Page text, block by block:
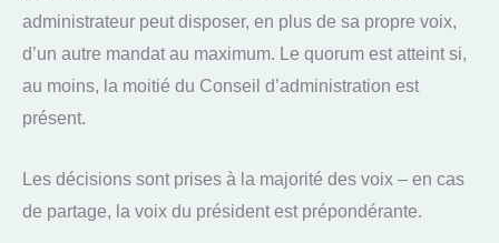
administrateur peut disposer, en plus de sa propre voix,
d’un autre mandat au maximum. Le quorum est atteint si,
au moins, la moitié du Conseil d’administration est
présent.
Les décisions sont prises à la majorité des voix – en cas
de partage, la voix du président est prépondérante.